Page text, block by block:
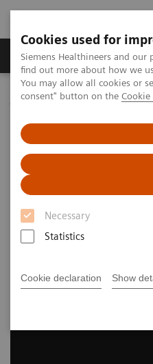
Cookies used for
Siemens Healthineers and
find out more about how we
You may allow all cookies or
consent" button on the Cookie
Necessary
Statistics
Cookie declaration Show
Продукція та сервіси
Домашня Новини та
Mammography
21.10.2020